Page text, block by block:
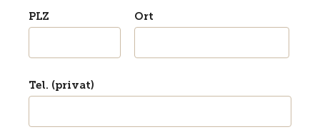
PLZ Ort
Tel. (privat)